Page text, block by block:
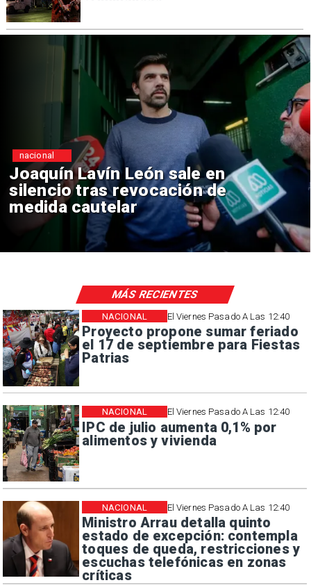
Joaquín Lavín León sale en
silencio tras revocación de
medida cautelar
nacional
El Viernes Pasado A Las 12:40
Proyecto propone sumar feriado
el 17 de septiembre para Fiestas
Patrias
NACIONAL
El Viernes Pasado A Las 12:40
IPC de julio aumenta 0,1% por
alimentos y vivienda
NACIONAL
El Viernes Pasado A Las 12:40
Ministro Arrau detalla quinto
estado de excepción: contempla
toques de queda, restricciones y
escuchas telefónicas en zonas
críticas
NACIONAL
MÁS RECIENTES